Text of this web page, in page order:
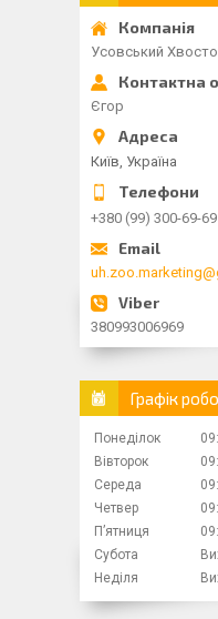
Усовський
Єгор
Київ, Україна
+380 (99) 300-69-69
380993006969
Графік
Понеділок
Вівторок
Середа
Четвер
Пʼятниця
Субота
Неділя